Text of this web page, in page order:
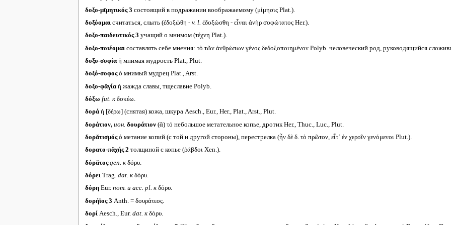
δοξο-μῑμητικός 3 состоящий в подражании воображаемому (μίμησις Plat.).
δοξόομαι считаться, слыть (ἐδοξώθη - v. l. ἐδοξώσθη - εἶναι ἀνὴρ σοφώτατος Her.).
δοξο-παιδευτικός 3 учащий о мнимом (τέχνη Plat.).
δοξο-ποιέομαι составлять себе мнения: τὸ τῶν ἀνθρώπων γένος δεδοξοποιημένον Polyb. человеческий род, руководящийся
δοξο-σοφία ἡ мнимая мудрость Plat., Plut.
δοξό-σοφοςὁ мнимый мудрец Plat., Arst.
δοξο-φᾰγία ἡ жажда славы, тщеславие Polyb.
δόξω fut. кδοκέω.
δορά ἡ [δέρω] (снятая) кожа, шкура Aesch., Eur., Her., Plat., Arst., Plut.
δοράτιον, ион. δουράτιον(ᾰ) τό небольшое метательное копье, дротик Her., Thuc., Luc., Plut.
δορᾰτισμόςὁ метание копий (с той и другой стороны), перестрелка (ἦν δὲ δ. τὸ πρῶτον, εἶτ᾽ ἐν χεροῖν γενόμενοι Plut.).
δορατο-πᾰχής 2 толщиной с копье (ῥάβδοι Xen.).
δόρᾰτος gen. кδόρυ.
δόρειTrag. dat. кδόρυ.
δόρηEur. nom. и acc. pl. кδόρυ.
δορήϊος 3 Anth. = δουράτεος.
δορίAesch., Eur. dat. кδόρυ.